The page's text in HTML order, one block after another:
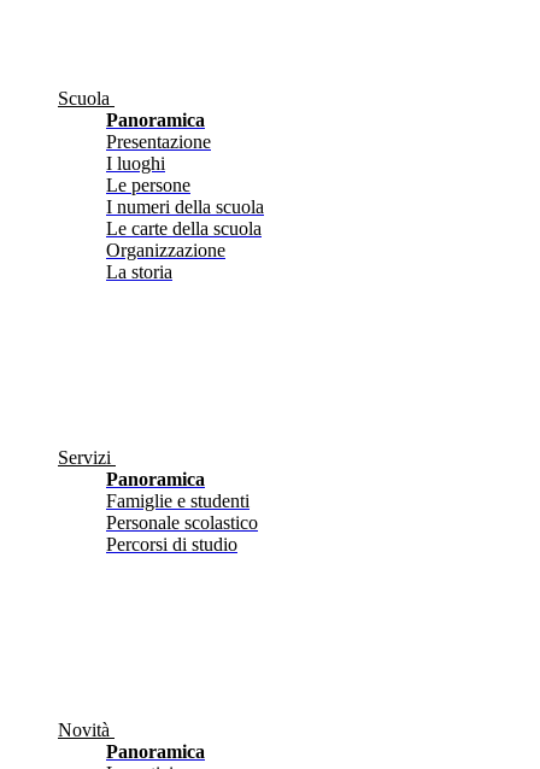
Scuola
Panoramica
Presentazione
I luoghi
Le persone
I numeri della scuola
Le carte della scuola
Organizzazione
La storia
Servizi
Panoramica
Famiglie e studenti
Personale scolastico
Percorsi di studio
Novità
Panoramica